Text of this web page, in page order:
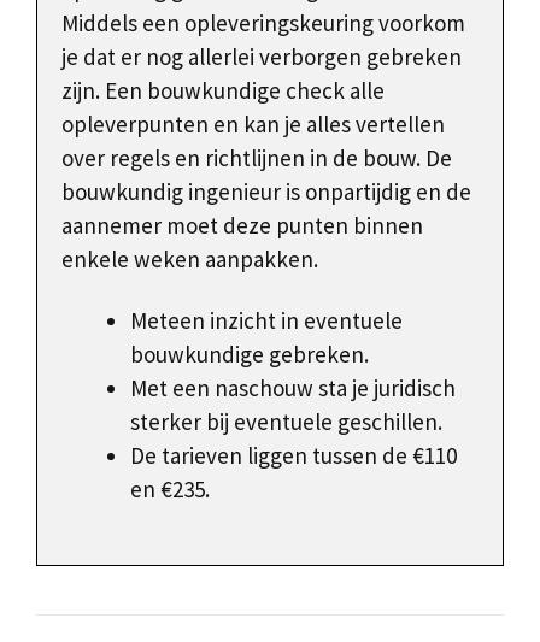
Middels een opleveringskeuring voorkom
je dat er nog allerlei verborgen gebreken
zijn. Een bouwkundige check alle
opleverpunten en kan je alles vertellen
over regels en richtlijnen in de bouw. De
bouwkundig ingenieur is onpartijdig en de
aannemer moet deze punten binnen
enkele weken aanpakken.
Meteen inzicht in eventuele
bouwkundige gebreken.
Met een naschouw sta je juridisch
sterker bij eventuele geschillen.
De tarieven liggen tussen de €110
en €235.